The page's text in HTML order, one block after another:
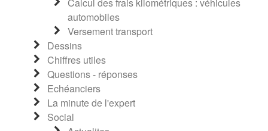
automobiles
Versement transport
Dessins
Chiffres utiles
Questions - réponses
Echéanciers
La minute de l'expert
Social